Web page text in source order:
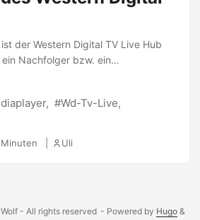
der Western Digital TV Live Hub
Nachfolger bzw. ein
Western Digital TV Live HD
250€, die Western Digital für den
einen Allrounder im Multimedia-
Wd-Tv-Live
Uli
- All rights reserved - Powered by Hugo &